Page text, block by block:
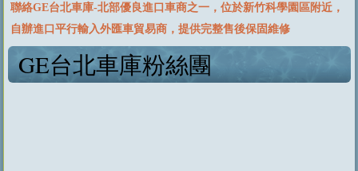
聯絡GE台北車庫-北部優良進口車商之一，位於新竹科學園區附近，
自辦進口平行輸入外匯車貿易商，提供完整售後保固維修
GE台北車庫粉絲團